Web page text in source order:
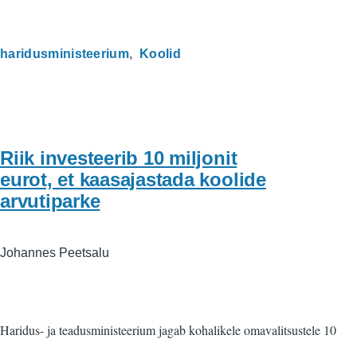
haridusministeerium Koolid
Riik investeerib 10 miljonit
eurot, et kaasajastada koolide
arvutiparke
Johannes Peetsalu
Haridus- ja teadusministeerium jagab kohalikele omavalitsustele 10